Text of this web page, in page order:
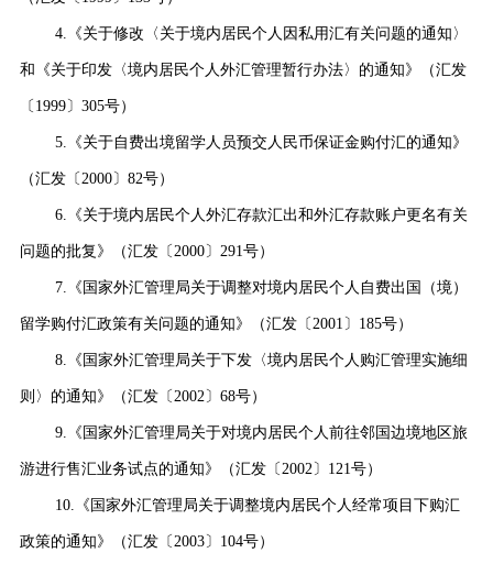
4. 《关于修改〈关于境内居民个人因私用汇有关问题的通知〉
和《关于印发〈境内居民个人外汇管理暂行办法〉的通知》（汇发
〔 1999〕 305号）
5. 《关于自费出境留学人员预交人民币保证金购付汇的通知》
（汇发〔 2000〕 82号）
6. 《关于境内居民个人外汇存款汇出和外汇存款账户更名有关
问题的批复》（汇发〔 2000〕 291 号）
7. 《国家外汇管理局关于调整对境内居民个人自费出国（境）
留学购付汇政策有关问题的通知》（汇发〔 2001 〕 185号）
8. 《国家外汇管理局关于下发〈境内居民个人购汇管理实施细
则〉的通知》（汇发〔 2002 〕 68号）
9. 《国家外汇管理局关于对境内居民个人前往邻国边境地区旅
游进行售汇业务试点的通知》（汇发〔 2002 〕 121 号）
10. 《国家外汇管理局关于调整境内居民个人经常项目下购汇
政策的通知》（汇发〔 2003〕 104号）